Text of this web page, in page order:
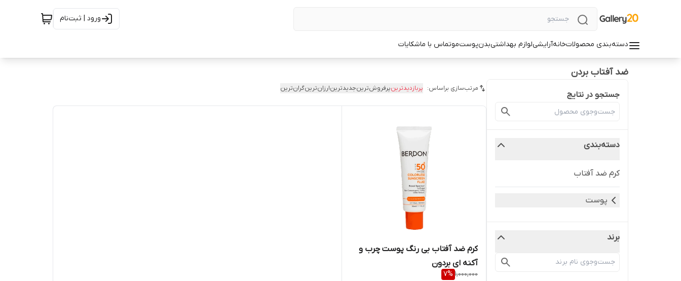
ورود | ثبت‌نام
دسته‌بندی محصولاتخانهآرایشیلوازم بهداشتیبدنپوستموتماس با ماشکایات
ضد آفتاب بردن
جستجو در نتایج
دسته‌بندی
کرم ضد آفتاب
پوست
برند
مرتب‌سازی براساس: پربازدیدترینپرفروش‌ترینجدیدترینارزان‌ترینگران‌ترین
کرم ضد آفتاب بی رنگ پوست چرب و
آکنه ای بردون
1,000,000
7%